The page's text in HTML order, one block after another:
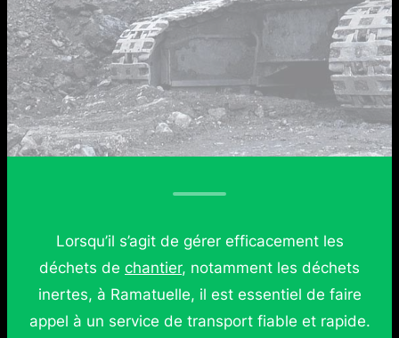
Lorsqu’il s’agit de gérer efficacement les
déchets de chantier, notamment les déchets
inertes, à Ramatuelle, il est essentiel de faire
appel à un service de transport fiable et rapide.